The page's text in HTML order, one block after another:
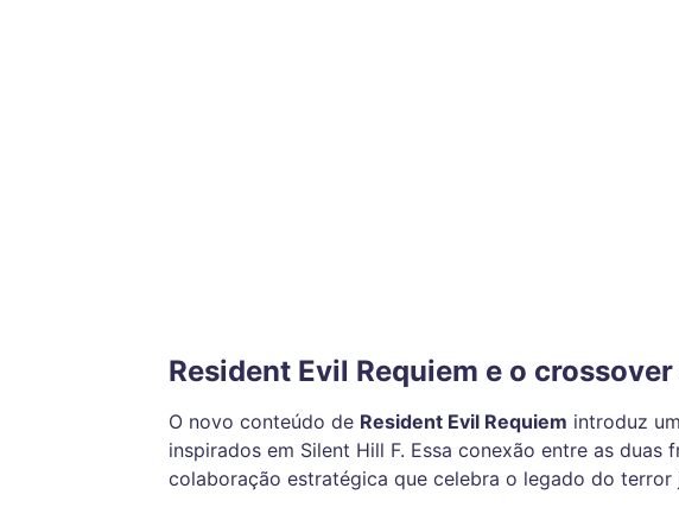
Resident Evil Requiem e o
O novo conteúdo de Resident Evil Requiem introduz
inspirados em Silent Hill F. Essa conexão entre as
colaboração estratégica que celebra o legado do terror